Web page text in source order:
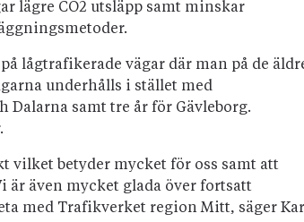
lägre CO2 utsläpp samt minskar
lågtrafikerade vägar där man på de
underhålls i stället med
samt tre år för Gävleborg.
vilket betyder mycket för oss samt att
är även mycket glada över fortsatt
med Trafikverket region Mitt, säger